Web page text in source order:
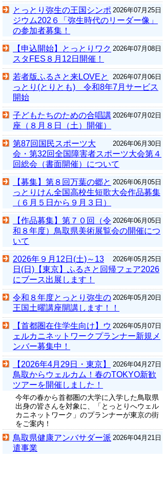
2026年07月25日
とっとり弥生の王国シンポ
ジウム202６「弥生時代のリーダー像」
の参加者募集！
2026年07月08日
【申込開始】とっとりワク
スタFES８月12日開催！
2026年07月06日
若者版ふるさと来LOVEと
っとり(とりとも) 令和8年7月サービス
開始
2026年07月02日
子どもたちのための合唱講
座（８月８日（土）開催）
2026年06月30日
第87回国民スポーツ大
会・第32回全国障害者スポーツ大会第４
回総会（書面開催）について
2026年06月05日
【募集】第８回万葉の郷と
っとりけん全国高校生短歌大会作品募集
（６月５日から９月３日）
2026年06月05日
【作品募集】第７０回（令
和８年度）鳥取県美術展覧会の開催につ
いて
2026年05月25日
2026年９月12日(土)～13
日(日)【東京】ふるさと回帰フェア2026
にブース出展します！
2026年05月20日
令和８年度とっとり弥生の
王国土曜講座開講します！！
2026年05月07日
【首都圏在住学生向け】ウ
ェルカニネットワークプランナー新規メ
ンバー募集中！
2026年04月27日
【2026年4月29日・東京】
鳥取からウェルカム！春のTOKYO新歓
ツアーを開催しました！
今年の春から首都圏の大学に入学した鳥取県
出身の皆さんを対象に、「とっとりへウェル
カニネットワーク」のプランナーが東京の街
をご案内！
2026年04月21日
鳥取県健康アンバサダー派
遣事業